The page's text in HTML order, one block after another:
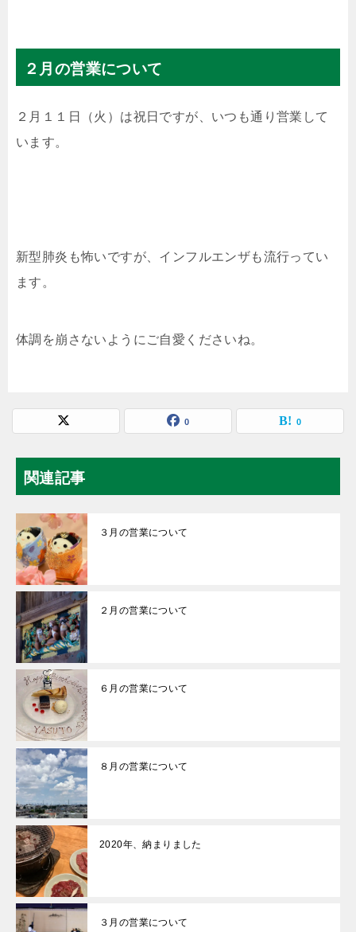
２月の営業について
２月１１日（火）は祝日ですが、いつも通り営業して
います。
新型肺炎も怖いですが、インフルエンザも流行ってい
ます。
体調を崩さないようにご自愛くださいね。
0 0
関連記事
３月の営業について
２月の営業について
６月の営業について
８月の営業について
2020年、納まりました
３月の営業について